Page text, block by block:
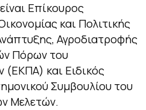
είναι Επίκουρος
και Πολιτικής
Αγροδιατροφής
Πόρων του
(ΕΚΠΑ) και Ειδικός
Συμβουλίου του
Μελετών.